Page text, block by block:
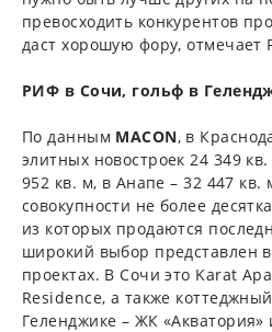
превосходить конкурентов
даст хорошую фору, отмечает
РИФ в Сочи, гольф в
По данным MACON, в
элитных новостроек 24 349
952 кв. м, в Анапе – 32 447 кв.
совокупности не более
из которых продаются
широкий выбор представлен
проектах. В Сочи это Karat
Residence, а также
Геленджике – ЖК «Акватория»